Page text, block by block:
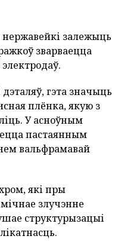
залежыць
зварваецца
гэта значыць
плёнка, якую з
У асноўным
пастаянным
вальфрамавай
які пры
злучэнне
структурызацыі